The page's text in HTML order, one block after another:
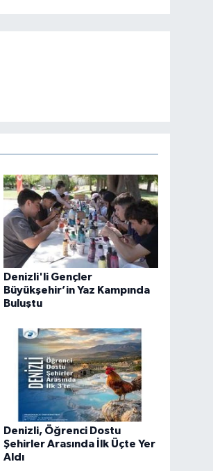
Denizli'li Gençler
Büyükşehir’in Yaz Kampında
Buluştu
Denizli, Öğrenci Dostu
Şehirler Arasında İlk Üçte Yer
Aldı